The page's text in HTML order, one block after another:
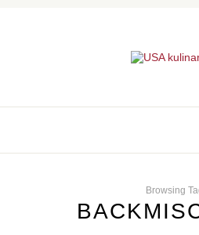
Browsing